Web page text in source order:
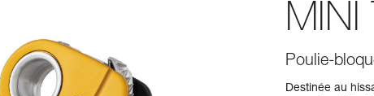
MINI
Poulie-
Destinée au